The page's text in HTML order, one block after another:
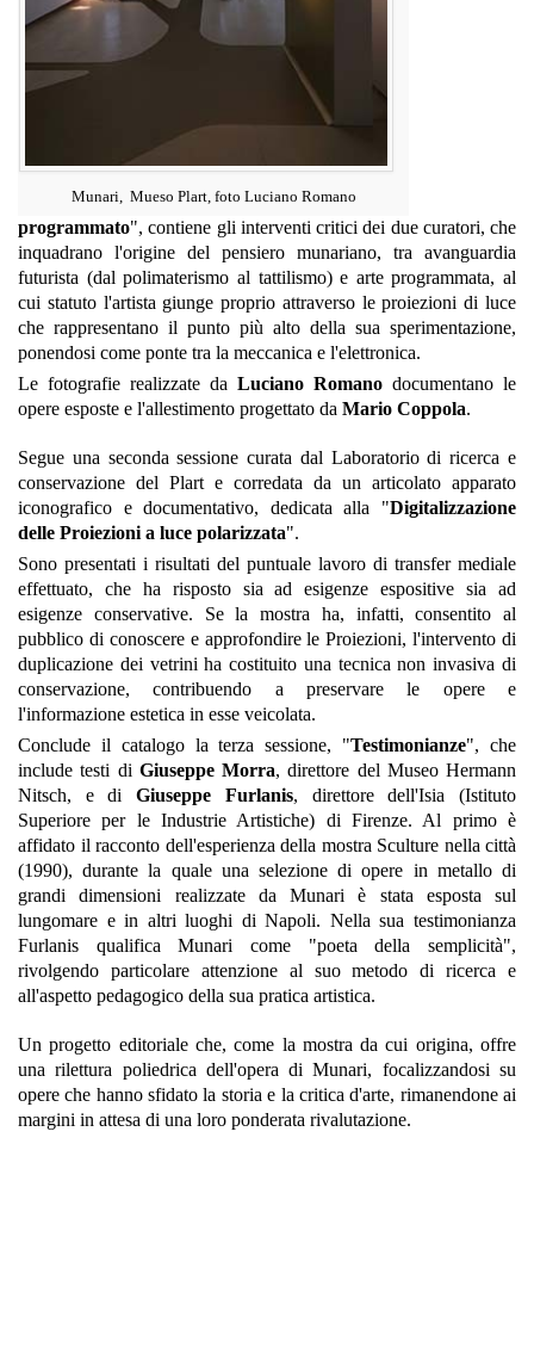
Munari, Mueso Plart, foto Luciano Romano
programmato", contiene gli interventi critici dei due curatori, che
inquadrano l'origine del pensiero munariano, tra avanguardia
futurista (dal polimaterismo al tattilismo) e arte programmata, al
cui statuto l'artista giunge proprio attraverso le proiezioni di luce
che rappresentano il punto più alto della sua sperimentazione,
ponendosi come ponte tra la meccanica e l'elettronica.
Le fotografie realizzate da Luciano Romano documentano le
opere esposte e l'allestimento progettato da Mario Coppola.
Segue una seconda sessione curata dal Laboratorio di ricerca e
conservazione del Plart e corredata da un articolato apparato
iconografico e documentativo, dedicata alla "Digitalizzazione
delle Proiezioni a luce polarizzata".
Sono presentati i risultati del puntuale lavoro di transfer mediale
effettuato, che ha risposto sia ad esigenze espositive sia ad
esigenze conservative. Se la mostra ha, infatti, consentito al
pubblico di conoscere e approfondire le Proiezioni, l'intervento di
duplicazione dei vetrini ha costituito una tecnica non invasiva di
conservazione, contribuendo a preservare le opere e
l'informazione estetica in esse veicolata.
Conclude il catalogo la terza sessione, "Testimonianze", che
include testi di Giuseppe Morra, direttore del Museo Hermann
Nitsch, e diGiuseppe Furlanis, direttore dell'Isia (Istituto
Superiore per le Industrie Artistiche) di Firenze. Al primo è
affidato il racconto dell'esperienza della mostra Sculture nella città
(1990), durante la quale una selezione di opere in metallo di
grandi dimensioni realizzate da Munari è stata esposta sul
lungomare e in altri luoghi di Napoli. Nella sua testimonianza
Furlanis qualifica Munari come "poeta della semplicità",
rivolgendo particolare attenzione al suo metodo di ricerca e
all'aspetto pedagogico della sua pratica artistica.
Un progetto editoriale che, come la mostra da cui origina, offre
una rilettura poliedrica dell'opera di Munari, focalizzandosi su
opere che hanno sfidato la storia e la critica d'arte, rimanendone ai
margini in attesa di una loro ponderata rivalutazione.